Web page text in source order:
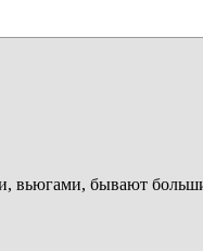
вьюгами, бывают